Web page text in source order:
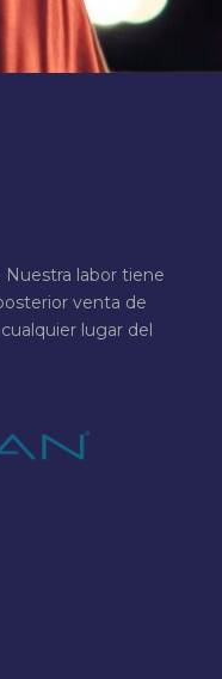
Nuestra labor tiene
venta de
lugar del